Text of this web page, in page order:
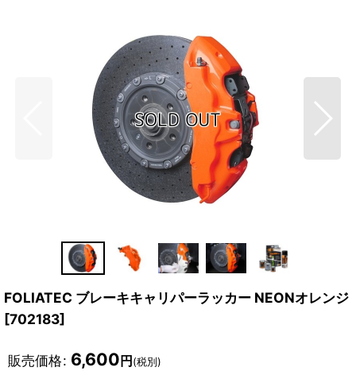
FOLIATEC ブレーキキャリパーラッカー NEONオレンジ
[702183]
販売価格: 6,600 円 (税別)